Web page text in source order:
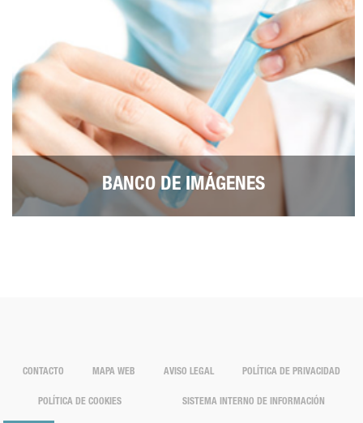
BANCO DE IMÁGENES
CONTACTO MAPA WEB AVISO LEGAL POLÍTICA DE PRIVACIDAD
POLÍTICA DE COOKIES SISTEMA INTERNO DE INFORMACIÓN